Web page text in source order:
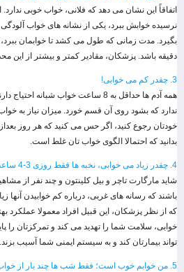
اتفاقاً این نشان می دهد که فلانی، خواب خوبی
نرسیده خوابش ببرد، یکی از نشانه های خواب
دقیقه باشد. پزشکان، مقادیر کمتر و بیشتر از این
3. چقدر کم می خوابی!
همه آدم ها حداقل به 8 ساعت خواب
ندارد که بشود روی آن قسم خورد. میزان نیاز به
خودتان رجوع کنید، اگر حس می کنید که هر روز
بدانید که احتمالا الگوی خواب تان غلط است.
4. چقدر زیاد می خوابی، نخبه ها فقط روزی 3-4 ساعت می خوابند!
شاید مارگارت تاچر و بیل کلینتون و چند نفر از
باشند که رسانه های غربی، درباره کم خوابیدن آنها
که از نظر پزشکان، این قبیل افراد معمولا عملکرد
خوابی، سلامت شما را تهدید می کند و تمرکزتان را
تواند بیمارتان کند و به سیستم ایمنی شما آسیب بزند.
5. من خوابم خوب است؛ فقط شب ها چند بار از خواب می پرم!